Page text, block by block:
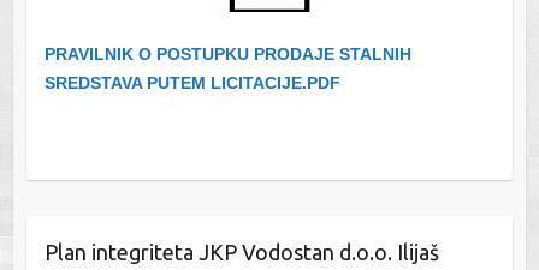
PRAVILNIK O POSTUPKU PRODAJE STALNIH
SREDSTAVA PUTEM LICITACIJE.PDF
Plan integriteta JKP Vodostan d.o.o. Ilijaš